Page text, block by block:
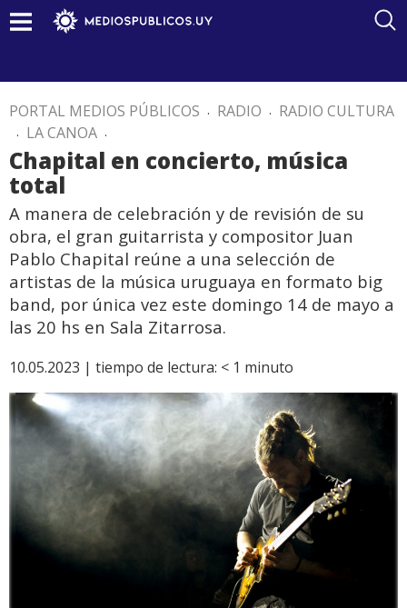
PORTAL MEDIOS PÚBLICOS . RADIO . RADIO CULTURA
. LA CANOA .
Chapital en concierto, música
total
A manera de celebración y de revisión de su
obra, el gran guitarrista y compositor Juan
Pablo Chapital reúne a una selección de
artistas de la música uruguaya en formato big
band, por única vez este domingo 14 de mayo a
las 20 hs en Sala Zitarrosa.
10.05.2023 | tiempo de lectura: < 1 minuto